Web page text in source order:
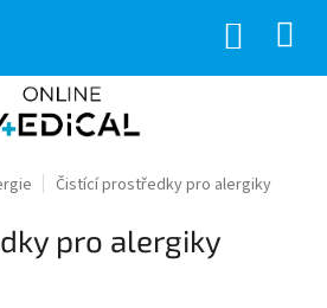
Čistící prostředky pro alergiky
pro alergiky